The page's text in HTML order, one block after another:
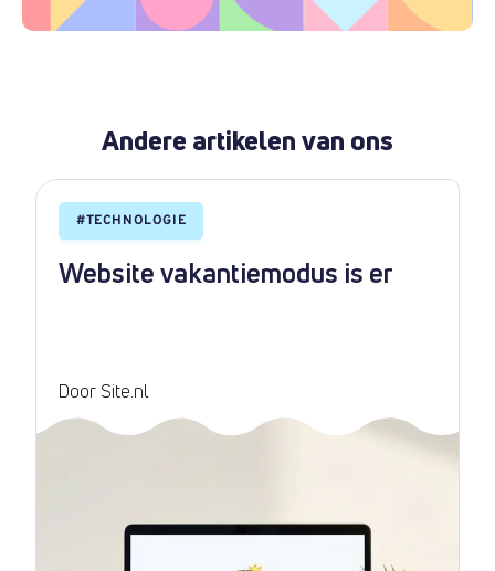
Andere artikelen van ons
#TECHNOLOGIE
Website vakantiemodus is er
Door Site.nl